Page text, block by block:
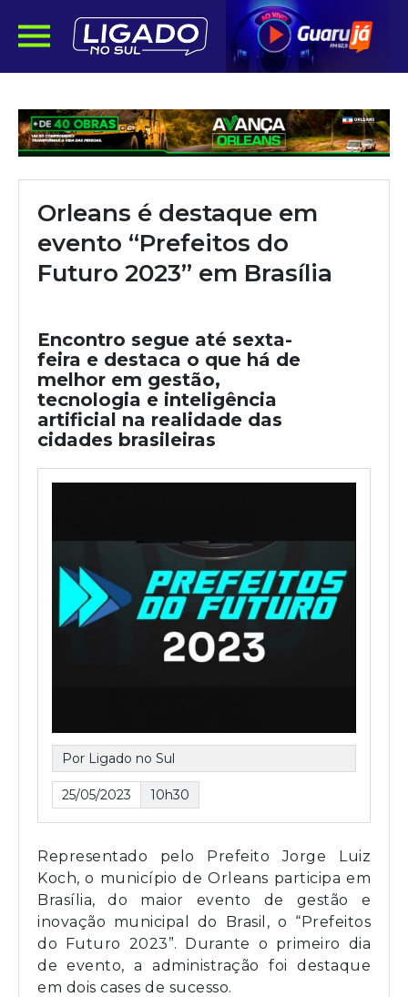
Orleans é destaque em
evento “Prefeitos do
Futuro 2023” em Brasília
Encontro segue até sexta-
feira e destaca o que há de
melhor em gestão,
tecnologia e inteligência
artificial na realidade das
cidades brasileiras
Por Ligado no Sul
25/05/2023 10h30
Representado pelo Prefeito Jorge Luiz
Koch, o município de Orleans participa em
Brasília, do maior evento de gestão e
inovação municipal do Brasil, o “Prefeitos
do Futuro 2023”. Durante o primeiro dia
de evento, a administração foi destaque
em dois cases de sucesso.